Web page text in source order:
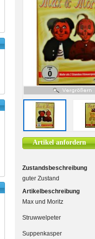
Artikel anfordern
Zustandsbeschreibung
guter Zustand
Artikelbeschreibung
Max und Moritz
Struwwelpeter
Suppenkasper